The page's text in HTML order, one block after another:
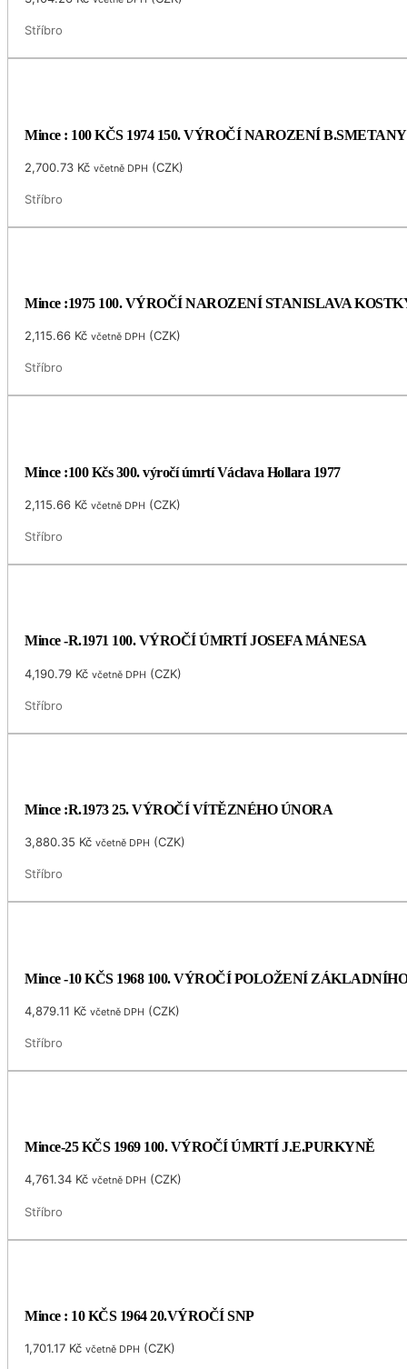
Stříbro
Mince : 100 KČS 1974 150. VÝROČÍ NAROZENÍ B.SMETANY
2,700.73 Kč včetně DPH (CZK)
Stříbro
Mince :1975 100. VÝROČÍ NAROZENÍ STANISLAVA
2,115.66 Kč včetně DPH (CZK)
Stříbro
Mince :100 Kčs 300. výročí úmrtí Václava Hollara 1977
2,115.66 Kč včetně DPH (CZK)
Stříbro
Mince -R.1971 100. VÝROČÍ ÚMRTÍ JOSEFA MÁNESA
4,190.79 Kč včetně DPH (CZK)
Stříbro
Mince :R.1973 25. VÝROČÍ VÍTĚZNÉHO ÚNORA
3,880.35 Kč včetně DPH (CZK)
Stříbro
Mince -10 KČS 1968 100. VÝROČÍ POLOŽENÍ
4,879.11 Kč včetně DPH (CZK)
Stříbro
Mince-25 KČS 1969 100. VÝROČÍ ÚMRTÍ J.E.PURKYNĚ
4,761.34 Kč včetně DPH (CZK)
Stříbro
Mince : 10 KČS 1964 20.VÝROČÍ SNP
1,701.17 Kč včetně DPH (CZK)